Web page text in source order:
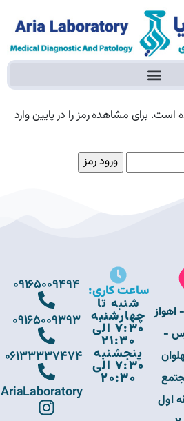
برای مشاهده رمز را در پایین وارد
-
اول
ساعت کاری:
شنبه تا
چهارشنبه
7:30 الی
21:30
پنجشنبه
7:30 الی
20:30
09165009494
09165009393
06133337474
AriaLaboratory